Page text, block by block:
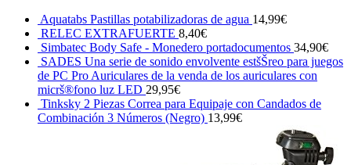
Aquatabs Pastillas potabilizadoras de agua 14,99€
RELEC EXTRAFUERTE 8,40€
Simbatec Body Safe - Monedero portadocumentos 34,90€
SADES Una serie de sonido envolvente estšŠreo para juegos
de PC Pro Auriculares de la venda de los auriculares con
micrš®fono luz LED 29,95€
Tinksky 2 Piezas Correa para Equipaje con Candados de
Combinación 3 Números (Negro) 13,99€